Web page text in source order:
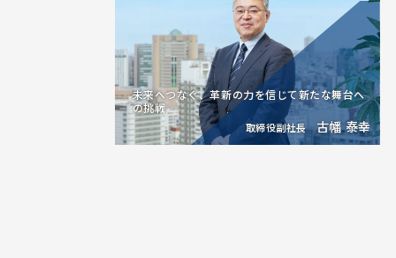
未来へつなぐ、革新の力を信じて新たな舞台へ
の挑戦
取締役副社長 古幡 泰幸